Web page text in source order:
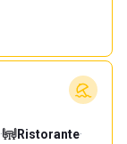
· Ristorante·